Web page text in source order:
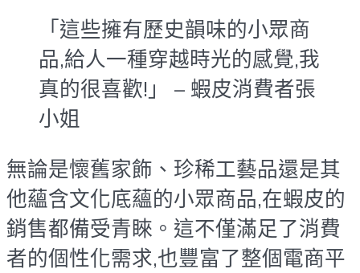
「這些擁有歷史韻味的小眾商
品,給人一種穿越時光的感覺,我
真的很喜歡!」 – 蝦皮消費者張
小姐
無論是懷舊家飾、珍稀工藝品還是其
他蘊含文化底蘊的小眾商品,在蝦皮的
銷售都備受青睞。這不僅滿足了消費
者的個性化需求,也豐富了整個電商平